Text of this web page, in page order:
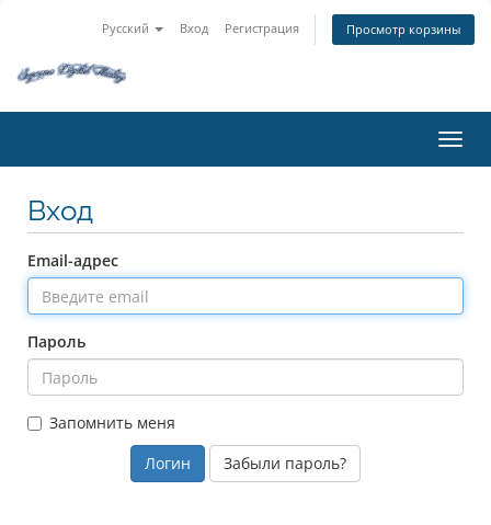
Русский Вход Регистрация Просмотр корзины
Вход
Email-адрес
Пароль
Запомнить меня
Забыли пароль?